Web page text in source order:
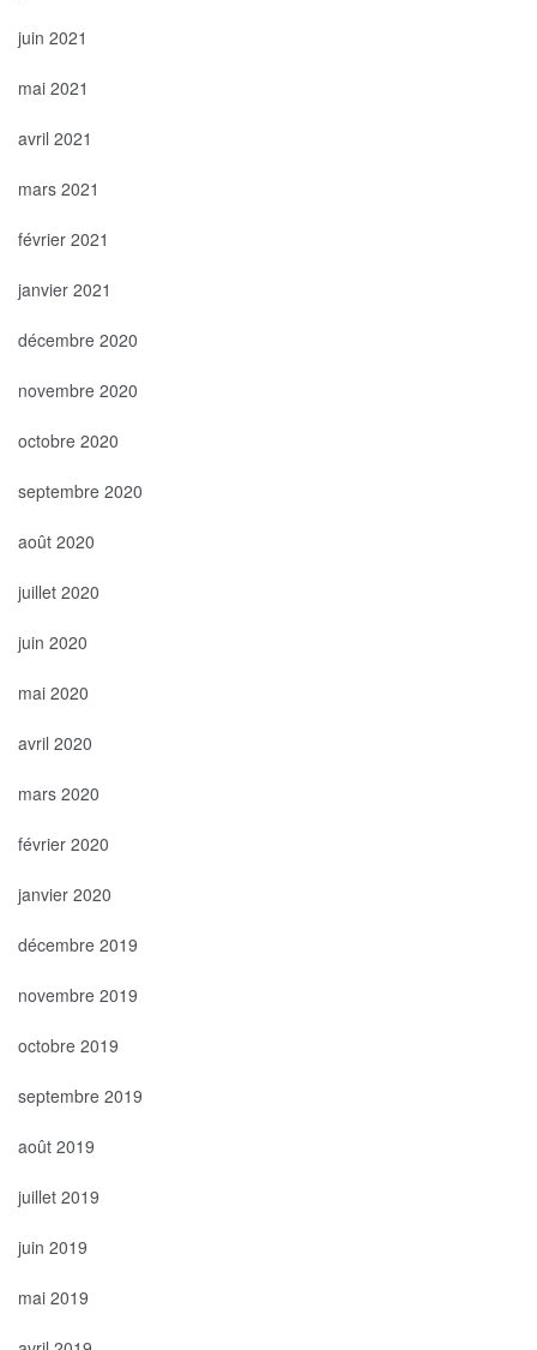
juin 2021
mai 2021
avril 2021
mars 2021
février 2021
janvier 2021
décembre 2020
novembre 2020
octobre 2020
septembre 2020
août 2020
juillet 2020
juin 2020
mai 2020
avril 2020
mars 2020
février 2020
janvier 2020
décembre 2019
novembre 2019
octobre 2019
septembre 2019
août 2019
juillet 2019
juin 2019
mai 2019